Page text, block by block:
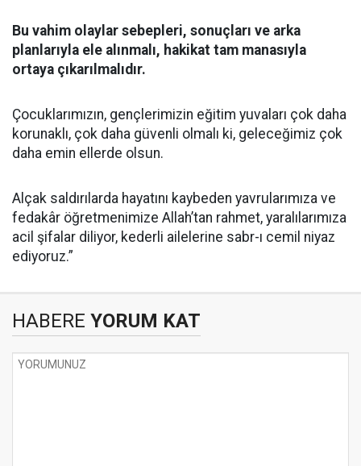
Bu vahim olaylar sebepleri, sonuçları ve arka
planlarıyla ele alınmalı, hakikat tam manasıyla
ortaya çıkarılmalıdır.
Çocuklarımızın, gençlerimizin eğitim yuvaları çok daha
korunaklı, çok daha güvenli olmalı ki, geleceğimiz çok
daha emin ellerde olsun.
Alçak saldırılarda hayatını kaybeden yavrularımıza ve
fedakâr öğretmenimize Allah’tan rahmet, yaralılarımıza
acil şifalar diliyor, kederli ailelerine sabr-ı cemil niyaz
ediyoruz.”
HABERE YORUM KAT